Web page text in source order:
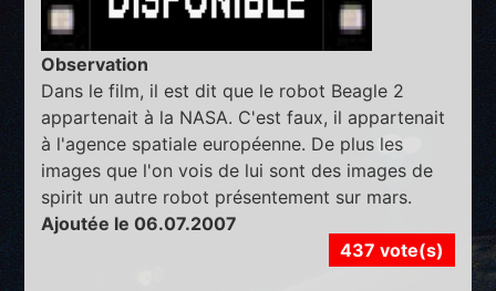
Observation
Dans le film, il est dit que le robot Beagle 2
appartenait à la NASA. C'est faux, il appartenait
à l'agence spatiale européenne. De plus les
images que l'on vois de lui sont des images de
spirit un autre robot présentement sur mars.
Ajoutée le 06.07.2007
437 vote(s)